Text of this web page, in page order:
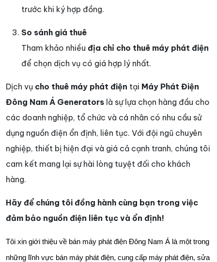
trước khi ký hợp đồng.
So sánh giá thuê
Tham khảo nhiều địa chỉ cho thuê máy phát điện
để chọn dịch vụ có giá hợp lý nhất.
Dịch vụ cho thuê máy phát điện tại Máy Phát Điện
Đông Nam Á Generators là sự lựa chọn hàng đầu cho
các doanh nghiệp, tổ chức và cá nhân có nhu cầu sử
dụng nguồn điện ổn định, liên tục. Với đội ngũ chuyên
nghiệp, thiết bị hiện đại và giá cả cạnh tranh, chúng tôi
cam kết mang lại sự hài lòng tuyệt đối cho khách
hàng.
Hãy để chúng tôi đồng hành cùng bạn trong việc
đảm bảo nguồn điện liên tục và ổn định!
Tôi xin giới thiệu về bán máy phát điện Đông Nam Á là một trong
những lĩnh vực bán máy phát điện, cung cấp máy phát điện, sửa